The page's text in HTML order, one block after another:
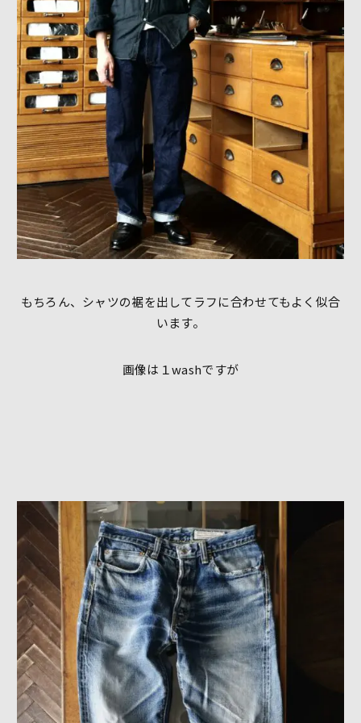
もちろん、シャツの裾を出してラフに合わせてもよく似合
います。
画像は１washですが